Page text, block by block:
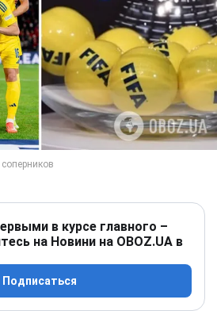
в курсе главного –
на Новини на OBOZ.UA в
Подписаться